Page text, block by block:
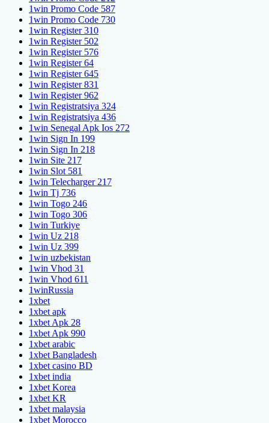
1win Promo Code 587
1win Promo Code 730
1win Register 310
1win Register 502
1win Register 576
1win Register 64
1win Register 645
1win Register 831
1win Register 962
1win Registratsiya 324
1win Registratsiya 436
1win Senegal Apk Ios 272
1win Sign In 199
1win Sign In 218
1win Site 217
1win Slot 581
1win Telecharger 217
1win Tj 736
1win Togo 246
1win Togo 306
1win Turkiye
1win Uz 218
1win Uz 399
1win uzbekistan
1win Vhod 31
1win Vhod 611
1winRussia
1xbet
1xbet apk
1xbet Apk 28
1xbet Apk 990
1xbet arabic
1xbet Bangladesh
1xbet casino BD
1xbet india
1xbet Korea
1xbet KR
1xbet malaysia
1xbet Morocco